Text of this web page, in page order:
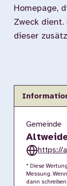
Homepage,
Zweck
dieser
Gemeinde
https://
* Diese
Messung.
dann